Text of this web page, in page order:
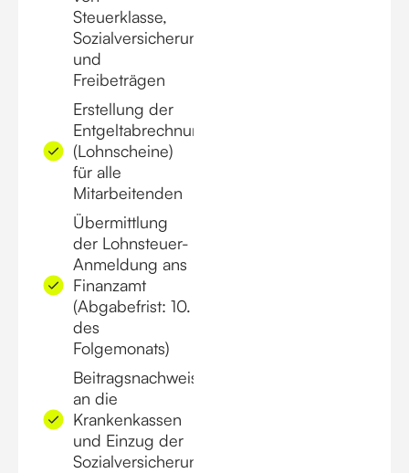
Steuerklasse,
Sozialversicherung
und
Freibeträgen
Erstellung der
Entgeltabrechnungen
(Lohnscheine)
für alle
Mitarbeitenden
Übermittlung
der Lohnsteuer-
Anmeldung ans
Finanzamt
(Abgabefrist: 10.
des
Folgemonats)
Beitragsnachweis
an die
Krankenkassen
und Einzug der
Sozialversicherungsbeiträge